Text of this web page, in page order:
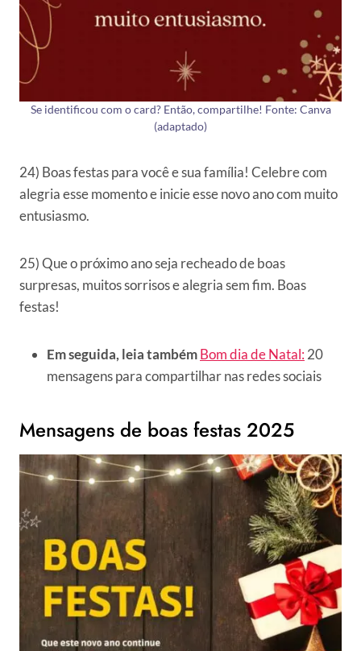
Se identificou com o card? Então, compartilhe! Fonte: Canva
(adaptado)
24) Boas festas para você e sua família! Celebre com
alegria esse momento e inicie esse novo ano com muito
entusiasmo.
25) Que o próximo ano seja recheado de boas
surpresas, muitos sorrisos e alegria sem fim. Boas
festas!
Em seguida, leia tambémBom dia de Natal: 20
mensagens para compartilhar nas redes sociais
Mensagens de boas festas 2025